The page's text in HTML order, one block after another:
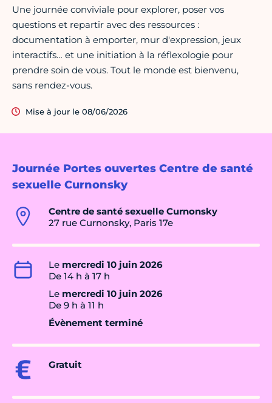
Journée Portes ouvertes Centre de santé
sexuelle Curnonsky
Centre de santé sexuelle Curnonsky
27 rue Curnonsky, Paris 17e
Le mercredi 10 juin 2026
De 14 h à 17 h
Le mercredi 10 juin 2026
De 9 h à 11 h
Évènement terminé
Gratuit
Une journée conviviale pour explorer, poser vos
questions et repartir avec des ressources :
documentation à emporter, mur d'expression, jeux
interactifs… et une initiation à la réflexologie pour
prendre soin de vous. Tout le monde est bienvenu,
sans rendez-vous.
Mise à jour le 08/06/2026